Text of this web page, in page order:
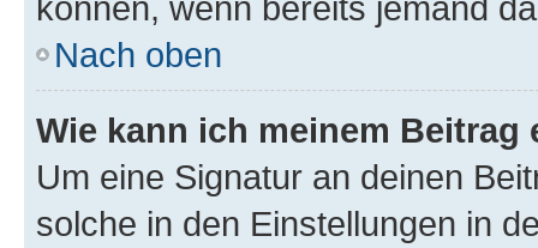
Nach oben
Wie kann ich meinem
Um eine Signatur an deinen
solche in den Einstellungen in